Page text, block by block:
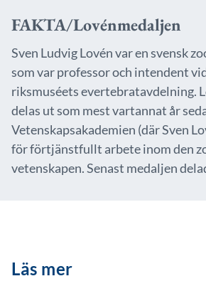
FAKTA/Lovénmedaljen
Sven Ludvig Lovén var en svensk
som var professor och intendent
riksmuséets evertebratavdelning.
delas ut som mest vartannat år
Vetenskapsakademien (där Sven
för förtjänstfullt arbete inom den
vetenskapen. Senast medaljen
Läs mer